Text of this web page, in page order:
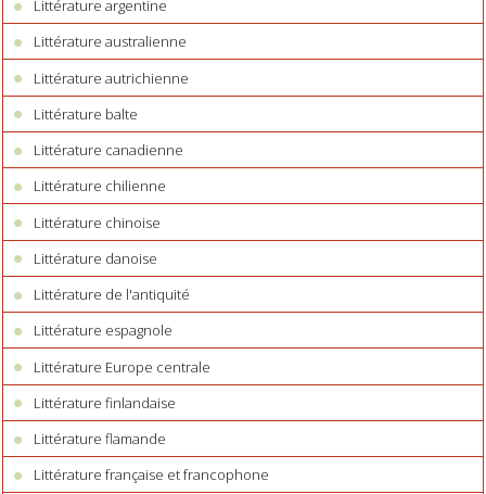
Littérature argentine
Littérature australienne
Littérature autrichienne
Littérature balte
Littérature canadienne
Littérature chilienne
Littérature chinoise
Littérature danoise
Littérature de l'antiquité
Littérature espagnole
Littérature Europe centrale
Littérature finlandaise
Littérature flamande
Littérature française et francophone